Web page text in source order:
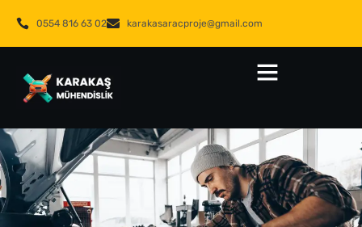
0554 816 63 02 karakasaracproje@gmail.com